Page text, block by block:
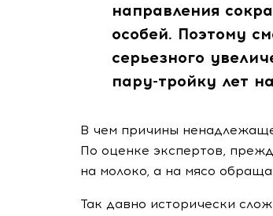
направления
особей. Поэтому
серьезного
пару-тройку лет
В чем причины
По оценке экспертов,
на молоко, а на мясо
Так давно исторически